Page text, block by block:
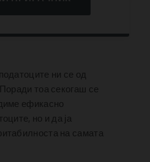
ни се од
тоа секогаш се
ефикасно
но и да ја
на самата